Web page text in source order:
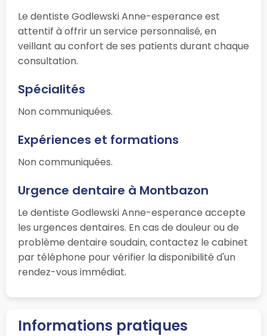
Le dentiste Godlewski Anne-esperance est
attentif à offrir un service personnalisé, en
veillant au confort de ses patients durant chaque
consultation.
Spécialités
Non communiquées.
Expériences et formations
Non communiquées.
Urgence dentaire à Montbazon
Le dentiste Godlewski Anne-esperance accepte
les urgences dentaires. En cas de douleur ou de
problème dentaire soudain, contactez le cabinet
par téléphone pour vérifier la disponibilité d'un
rendez-vous immédiat.
Informations pratiques